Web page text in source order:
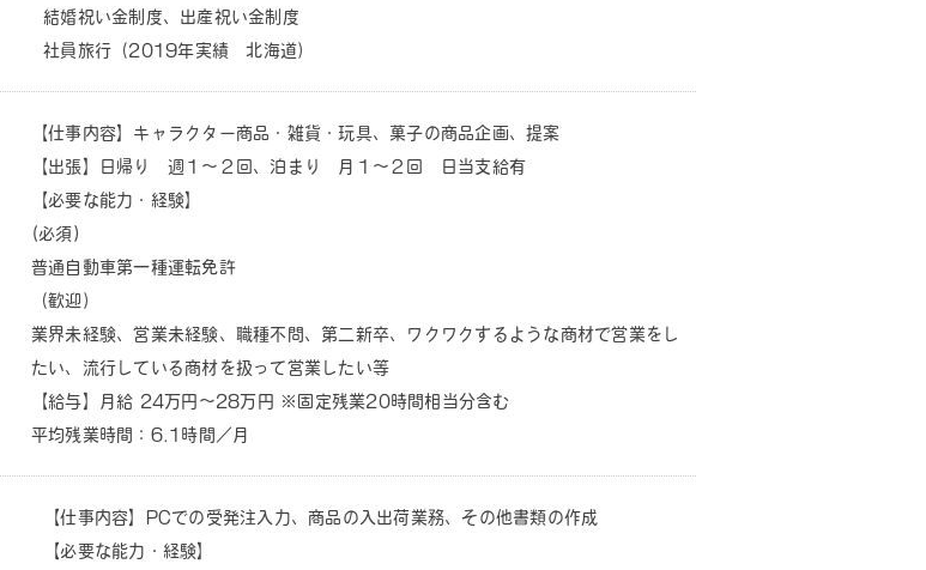
結婚祝い金制度、出産祝い金制度
社員旅行（2019年実績 北海道）
【仕事内容】キャラクター商品・雑貨・玩具、菓子の商品企画、提案
【出張】日帰り 週１～２回、泊まり 月１～２回 日当支給有
【必要な能力・経験】
(必須)
普通自動車第一種運転免許
（歓迎）
業界未経験、営業未経験、職種不問、第二新卒、ワクワクするような商材で営業をし
たい、流行している商材を扱って営業したい等
【給与】月給 24万円～28万円 ※固定残業20時間相当分含む
平均残業時間：6.1時間／月
【仕事内容】PCでの受発注入力、商品の入出荷業務、その他書類の作成
【必要な能力・経験】